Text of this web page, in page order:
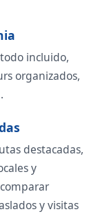
incluido,
organizados,
destacadas,
y
y visitas